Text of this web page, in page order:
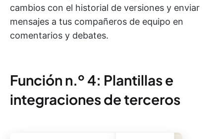
cambios con el historial de versiones y enviar
mensajes a tus compañeros de equipo en
comentarios y debates.
Función n.º 4: Plantillas e
integraciones de terceros